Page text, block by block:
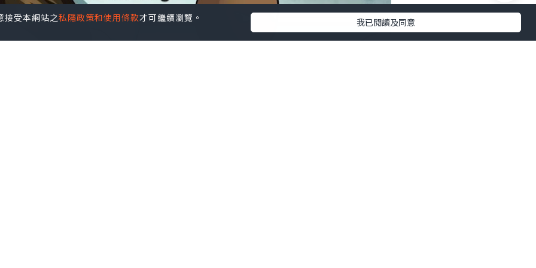
受本網站之私隱政策和使用條款才可繼續瀏覽。 我已閱讀及同意